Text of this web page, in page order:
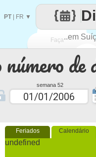
semana 52
Feriados Calendário
undefined
Faça..em
PT| FR ▼